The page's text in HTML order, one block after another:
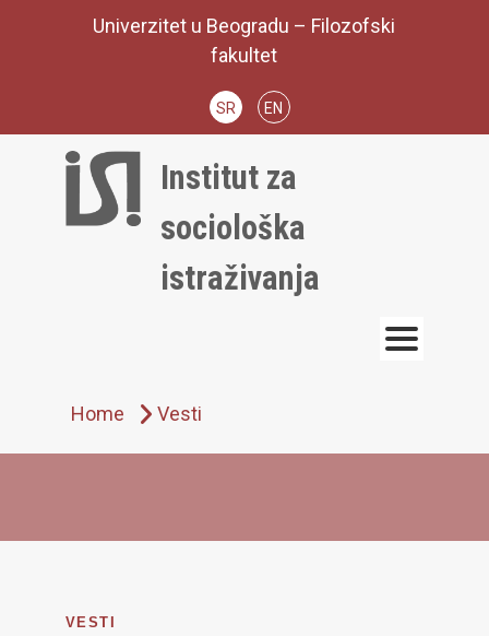
Univerzitet u Beogradu – Filozofski
fakultet
SR EN
Institut za
sociološka
istraživanja
Home Vesti
VESTI